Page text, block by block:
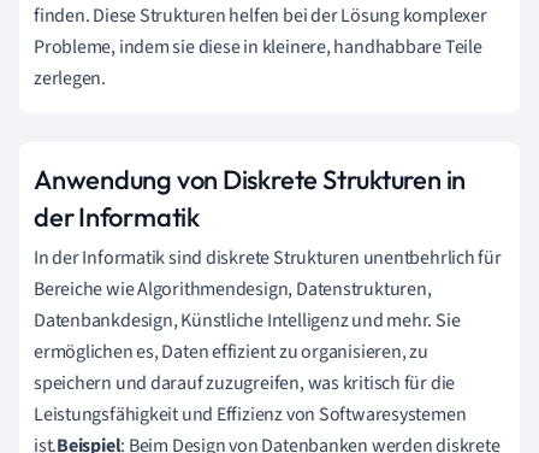
finden. Diese Strukturen helfen bei der Lösung komplexer
Probleme, indem sie diese in kleinere, handhabbare Teile
zerlegen.
Anwendung von Diskrete Strukturen in
der Informatik
In der Informatik sind diskrete Strukturen unentbehrlich für
Bereiche wie Algorithmendesign, Datenstrukturen,
Datenbankdesign, Künstliche Intelligenz und mehr. Sie
ermöglichen es, Daten effizient zu organisieren, zu
speichern und darauf zuzugreifen, was kritisch für die
Leistungsfähigkeit und Effizienz von Softwaresystemen
ist.Beispiel: Beim Design von Datenbanken werden diskrete